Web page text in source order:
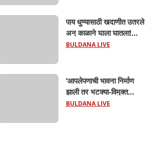
पाय धुण्यासाठी खदाणीत उतरले
अन् काळाने घाला घातला!
देऊळगाव माळीजवळ दोन
शोककळा
BULDANA LIVE
‘आपलेपणाची भावना निर्माण
झाली तर भटक्या-विमुक्त
समाजाचा उत्कर्ष दूर नाही’; ही
BULDANA LIVE